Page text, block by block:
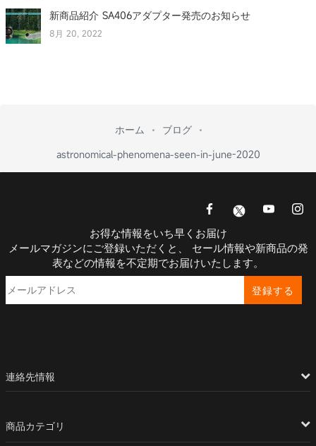
新商品紹介 SA406アダプター発売のお知らせ
8月 20, 2022
ホーム
ブログ
astronomical-phenomena-seen-in-june-2020
お得な情報をいち早くお届け
メールマガジンにご登録いただくと、 セール情報や新商品の発
表などの情報を不定期でお届けいたします。
登録する
連絡先情報
商品カテゴリ